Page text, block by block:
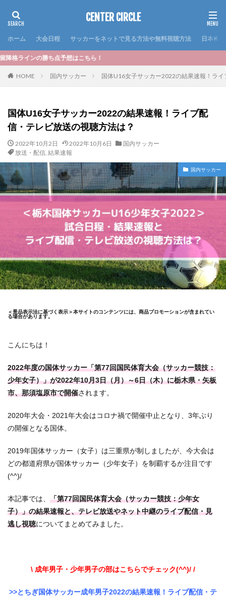
CENTER CIRCLE
ホーム 大会日程 サッカーをネットで見る方法や無料視聴方法 日本代表
はこちら！
HOME 国内サッカー 国体U16女子サッカー2022の結果速報！ラ
国体U16女子サッカー2022の結果速報！ライブ配
信・テレビ放送の視聴方法は？
2022年10月2日 2022年10月6日
国内サッカー
放送・配信, 結果速報
国内サッカー
＜景品表示法に基づく表示＞本サイトのコンテンツには、商品プロモーションが含まれてい
る場合があります。
こんにちは！
2022年度の国体サッカー「第77回国民体育大会（サッカー競技：
少年女子）」が2022年10月3日（月）～6日（木）に栃木県・矢板
市、那須塩原市で開催されます。
2020年大会・2021年大会はコロナ禍で開催中止となり、3年ぶり
の開催となる国体。
2019年国体サッカー（女子）は三重県が制しましたが、今大会は
どの都道府県が国体サッカー（少年女子）を制覇するか注目です
(^^)/
本記事では、 「第77回国民体育大会（サッカー競技：少年女
子）」の結果速報と、テレビ放送やネット中継のライブ配信・見
逃し視聴についてまとめてみました。
\ 成年男子・少年男子の部はこちらでチェック(^^)/ /
>>とちぎ国体サッカー成年男子2022の結果速報！ライブ配信・テ